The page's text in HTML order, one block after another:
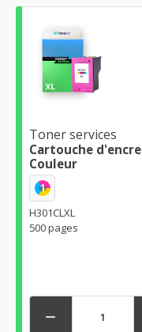
Toner services
Cartouche
Couleur
1
H301CLXL
500 pages
